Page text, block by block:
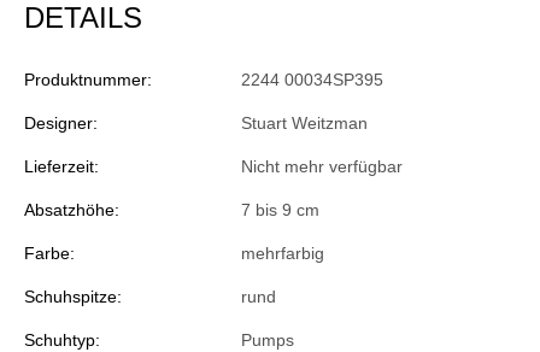
DETAILS
Produktnummer: 2244 00034SP395
Designer: Stuart Weitzman
Lieferzeit: Nicht mehr verfügbar
Absatzhöhe: 7 bis 9 cm
Farbe: mehrfarbig
Schuhspitze: rund
Schuhtyp: Pumps